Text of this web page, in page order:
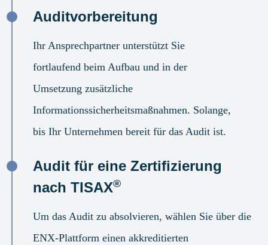
Auditvorbereitung
Ihr Ansprechpartner unterstützt Sie
fortlaufend beim Aufbau und in der
Umsetzung zusätzliche
Informationssicherheitsmaßnahmen. Solange,
bis Ihr Unternehmen bereit für das Audit ist.
Audit für eine Zertifizierung
nach TISAX®
Um das Audit zu absolvieren, wählen Sie über die
ENX-Plattform einen akkreditierten